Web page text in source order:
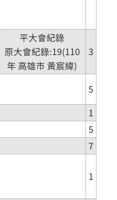
平大會紀錄
原大會紀錄:19(110
年 高雄市 黃宸緯)
3
5
1
5
7
1